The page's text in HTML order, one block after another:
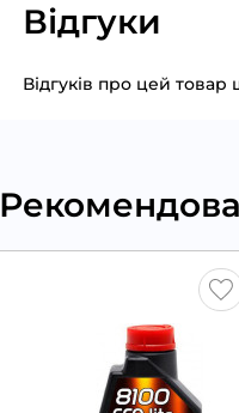
Відгуки
Відгуків про цей